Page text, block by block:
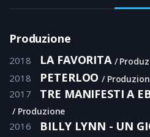
Produzione
2018 LA FAVORITA
2018 PETERLOO
2017 TRE MANIFESTI A
Produzione
2016 BILLY LYNN - UN